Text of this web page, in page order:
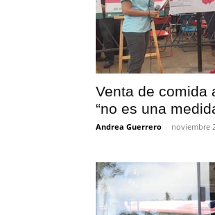
Venta de comida
“no es una
Andrea Guerrero - noviembre